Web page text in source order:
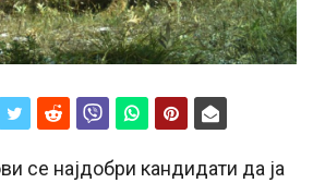
се најдобри кандидати да ја